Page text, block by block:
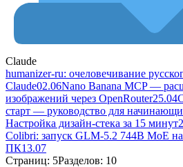
Claude
humanizer-ru: очеловечивание
Claude02.06Nano Banana MCP —
изображений через OpenRouter25.04
старт — руководство для
Настройка дизайн-стека за 15 минут
Colibri: запуск GLM-5.2 744B MoE
ПК13.07
Страниц: 5Разделов: 10